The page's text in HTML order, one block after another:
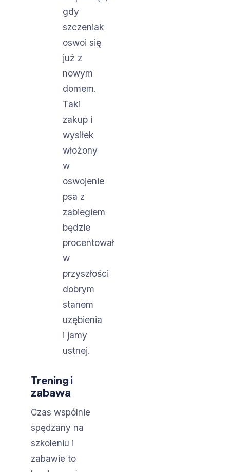
gdy
szczeniak
oswoi się
już z
nowym
domem.
Taki
zakup i
wysiłek
włożony
w
oswojenie
psa z
zabiegiem
będzie
procentował
w
przyszłości
dobrym
stanem
uzębienia
i jamy
ustnej.
Trening i
zabawa
Czas wspólnie
spędzany na
szkoleniu i
zabawie to